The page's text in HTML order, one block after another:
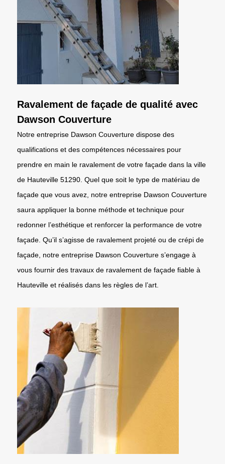
Ravalement de façade de qualité avec
Dawson Couverture
Notre entreprise Dawson Couverture dispose des
qualifications et des compétences nécessaires pour
prendre en main le ravalement de votre façade dans la ville
de Hauteville 51290. Quel que soit le type de matériau de
façade que vous avez, notre entreprise Dawson Couverture
saura appliquer la bonne méthode et technique pour
redonner l’esthétique et renforcer la performance de votre
façade. Qu’il s’agisse de ravalement projeté ou de crépi de
façade, notre entreprise Dawson Couverture s’engage à
vous fournir des travaux de ravalement de façade fiable à
Hauteville et réalisés dans les règles de l’art.